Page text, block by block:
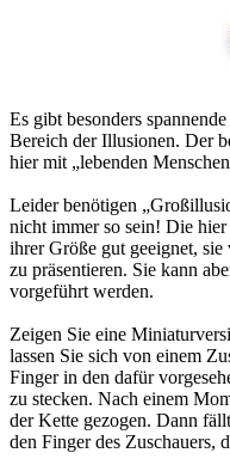
Es gibt besonders
Bereich der Illusionen. Der
hier mit „lebenden
Leider benötigen
nicht immer so sein! Die
ihrer Größe gut geeignet,
zu präsentieren. Sie kann
vorgeführt werden.
Zeigen Sie eine
lassen Sie sich von einem
Finger in den dafür
zu stecken. Nach einem
der Kette gezogen. Dann
den Finger des Zuschauers,